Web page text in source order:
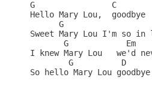
G                C
Hello Mary Lou,  goodbye
G
Sweet Mary Lou I'm so in
G            Em
I knew Mary Lou   we'd
G          D
So hello Mary Lou